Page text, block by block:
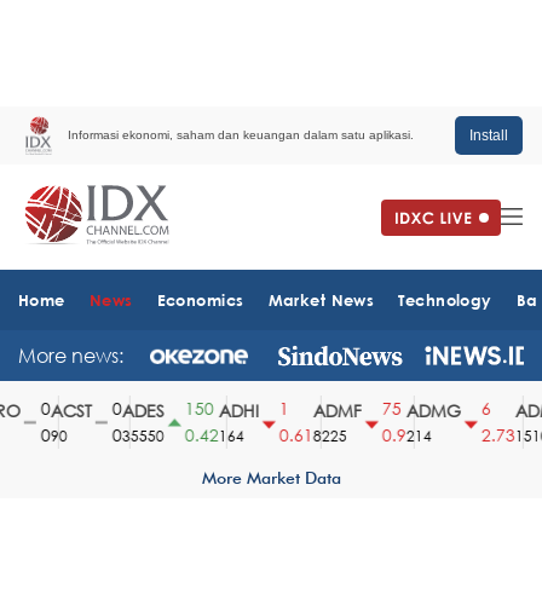
Informasi ekonomi, saham dan keuangan dalam satu aplikasi. Install
Home News Economics Market News Technology
More news:
ACST
90
ADES
35550
150
0.42
ADHI
164
0.61
ADMF
8225
75
0.9
ADMG
214
2.731510
More Market Data